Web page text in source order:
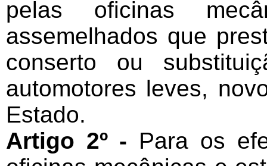
pelas oficinas
assemelhados que
conserto ou
automotores leves,
Estado.
Artigo 2º - Para os